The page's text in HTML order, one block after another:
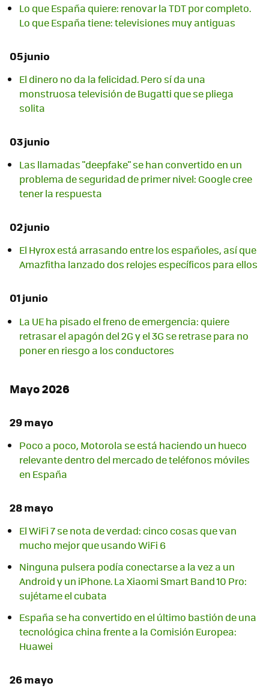
Lo que España quiere: renovar la TDT por completo.
Lo que España tiene: televisiones muy antiguas
05 junio
El dinero no da la felicidad. Pero sí da una
monstruosa televisión de Bugatti que se pliega
solita
03 junio
Las llamadas "deepfake" se han convertido en un
problema de seguridad de primer nivel: Google cree
tener la respuesta
02 junio
El Hyrox está arrasando entre los españoles, así que
Amazfitha lanzado dos relojes específicos para ellos
01 junio
La UE ha pisado el freno de emergencia: quiere
retrasar el apagón del 2G y el 3G se retrase para no
poner en riesgo a los conductores
Mayo 2026
29 mayo
Poco a poco, Motorola se está haciendo un hueco
relevante dentro del mercado de teléfonos móviles
en España
28 mayo
El WiFi 7 se nota de verdad: cinco cosas que van
mucho mejor que usando WiFi 6
Ninguna pulsera podía conectarse a la vez a un
Android y un iPhone. La Xiaomi Smart Band 10 Pro:
sujétame el cubata
España se ha convertido en el último bastión de una
tecnológica china frente a la Comisión Europea:
Huawei
26 mayo